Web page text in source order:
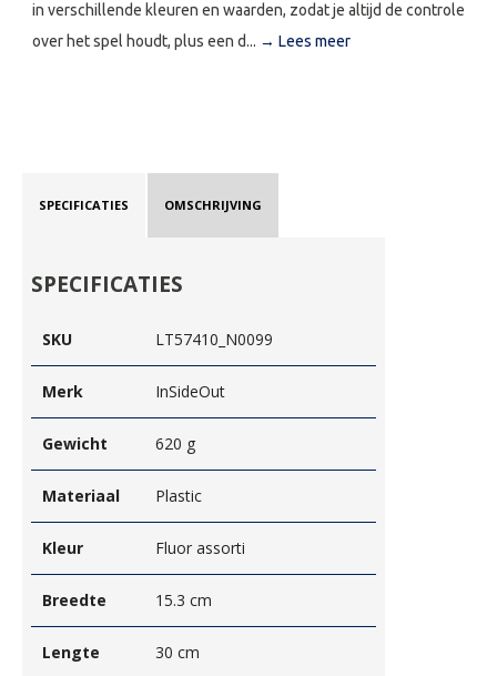
in verschillende kleuren en waarden, zodat je altijd de controle
over het spel houdt, plus een d... → Lees meer
SPECIFICATIES OMSCHRIJVING
SPECIFICATIES
SKU LT57410_N0099
Merk InSideOut
Gewicht 620 g
Materiaal Plastic
Kleur Fluor assorti
Breedte 15.3 cm
Lengte 30 cm